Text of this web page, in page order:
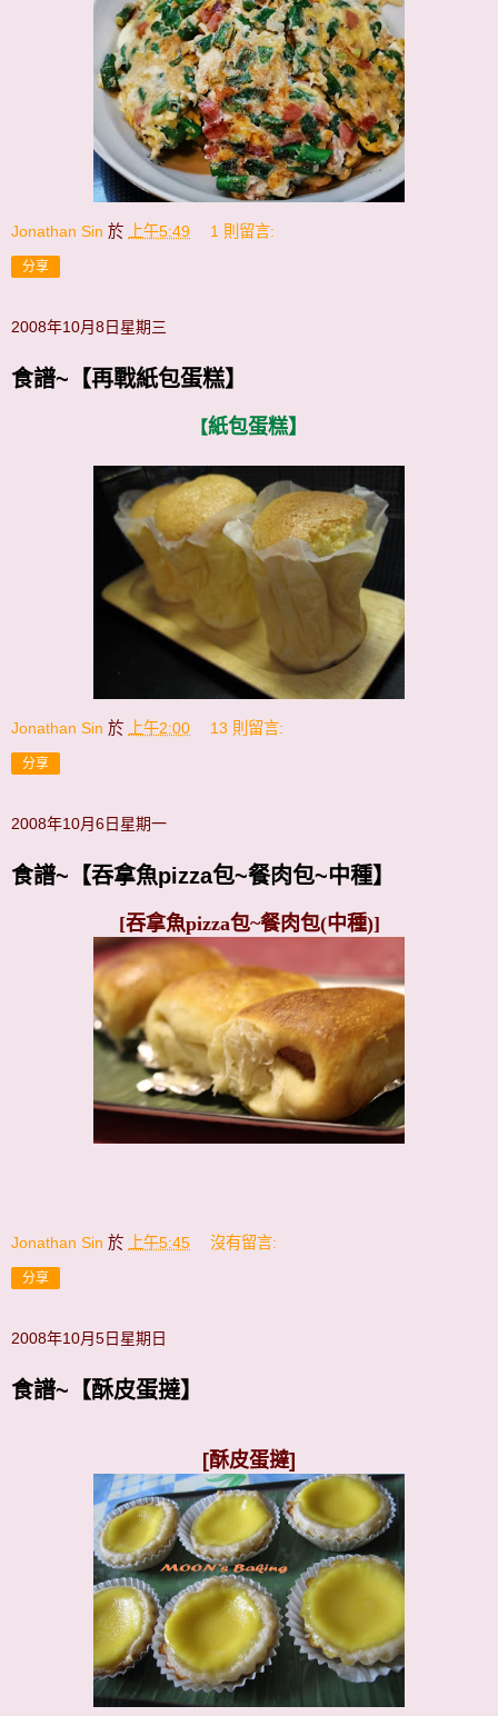
Jonathan Sin 於 上午5:49 1 則留言:
分享
2008年10月8日星期三
食譜~【再戰紙包蛋糕】
【紙包蛋糕】
Jonathan Sin 於 上午2:00 13 則留言:
分享
2008年10月6日星期一
食譜~【吞拿魚pizza包~餐肉包~中種】
[吞拿魚pizza包~餐肉包(中種)]
Jonathan Sin 於 上午5:45 沒有留言:
分享
2008年10月5日星期日
食譜~【酥皮蛋撻】
[酥皮蛋撻]